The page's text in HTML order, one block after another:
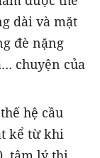
dài và mặt
đè nặng
chuyện của
hệ cầu
kể từ khi